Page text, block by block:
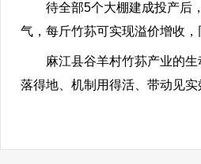
待全部5个大棚建成投产后，
气，每斤竹荪可实现溢价增收
麻江县谷羊村竹荪产业的生
落得地、机制用得活、带动见